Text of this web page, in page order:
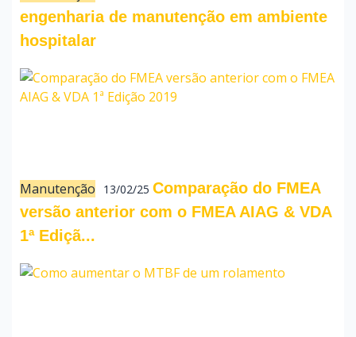
engenharia de manutenção em ambiente
hospitalar
Manutenção 13/02/25 Comparação do FMEA
versão anterior com o FMEA AIAG & VDA
1ª Ediçã...